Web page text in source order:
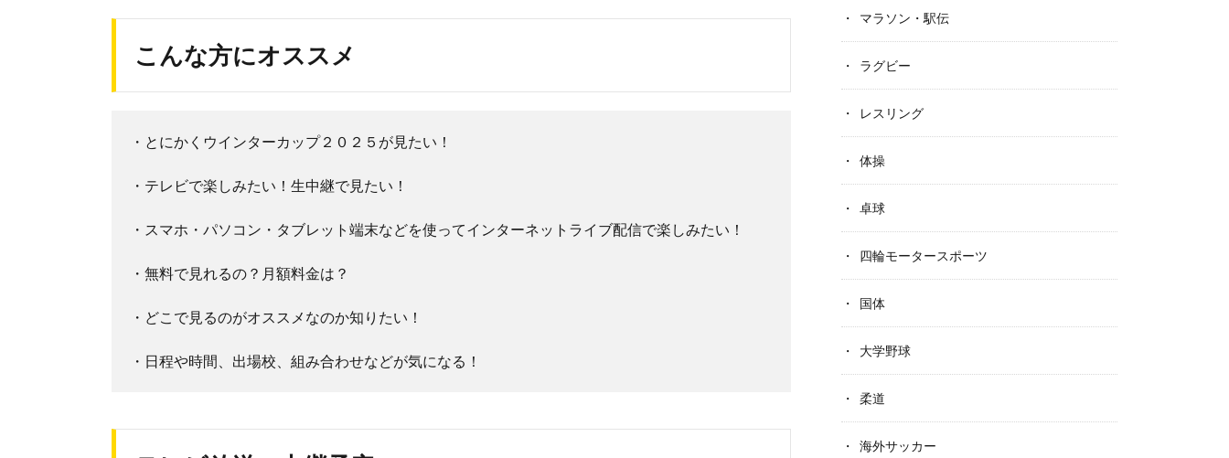
こんな方にオススメ
・とにかくウインターカップ２０２５が見たい！
・テレビで楽しみたい！生中継で見たい！
・スマホ・パソコン・タブレット端末などを使ってインターネットライブ配信で楽しみたい！
・無料で見れるの？月額料金は？
・どこで見るのがオススメなのか知りたい！
・日程や時間、出場校、組み合わせなどが気になる！
マラソン・駅伝
ラグビー
レスリング
体操
卓球
四輪モータースポーツ
国体
大学野球
柔道
海外サッカー